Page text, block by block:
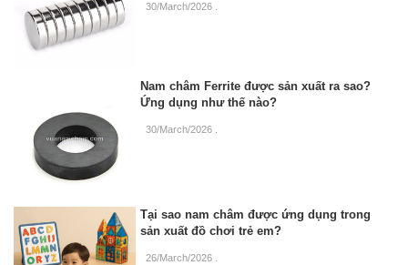
30/March/2026
Nam châm Ferrite được sản xuất ra sao?
Ứng dụng như thế nào?
30/March/2026
Tại sao nam châm được ứng dụng trong
sản xuất đồ chơi trẻ em?
26/March/2026